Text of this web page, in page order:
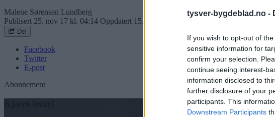
tysver-bygdeblad.no -
If you wish to opt-out of
sensitive information for
confirm your selection.
continue seeing interest-
information disclosed to
further disclosure of your
participants. This
Downstream Participants
Malene Sørensen Lundberg
Publisert 25. nov 17 kl. 04:14 Oppdatert 15. aug 19 kl. 17:44
Del
Facebook
Twitter
E-post
Abonnement